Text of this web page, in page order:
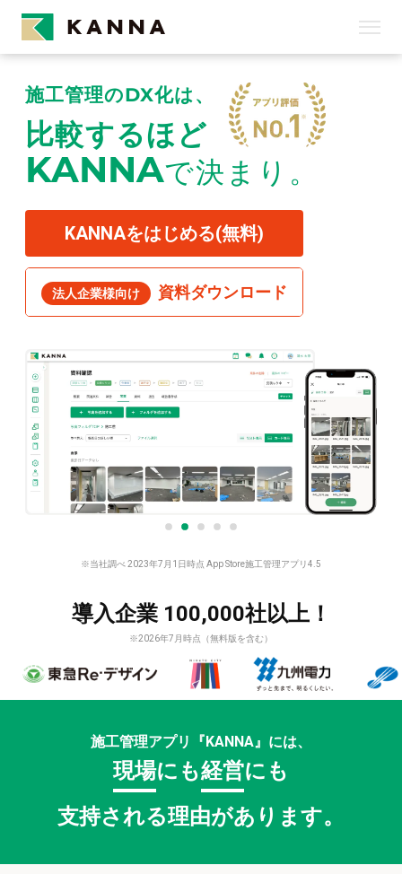
施工管理のDX化は、
比較するほど
KANNAで決まり。
KANNAをはじめる(無料)
法人企業様向け 資料ダウンロード
※当社調べ 2023年7月1日時点 App Store施工管理アプリ4.5
導入企業 100,000社以上！
※2026年7月時点（無料版を含む）
施工管理アプリ『KANNA』には、
現場にも経営にも
支持される理由があります。